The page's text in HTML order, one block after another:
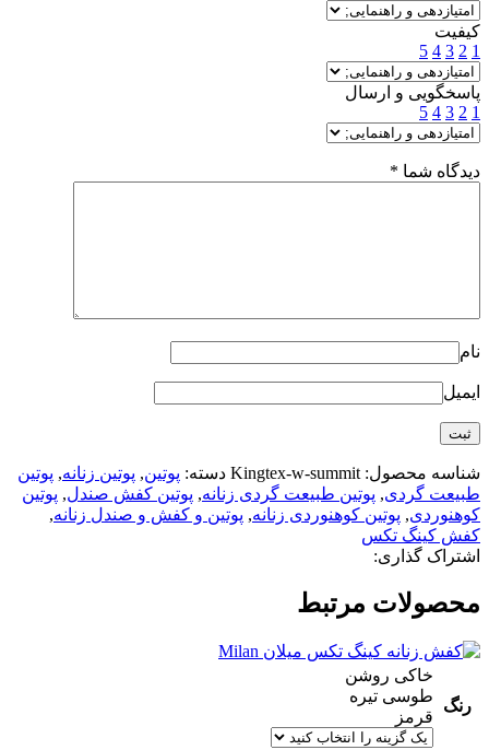
کیفیت
1
2
3
4
5
پاسخگویی و ارسال
1
2
3
4
5
دیدگاه شما *
نام
ایمیل
شناسه محصول: Kingtex-w-summit دسته: پوتین, پوتین زنانه, پوتین
طبیعت گردی, پوتین طبیعت گردی زنانه, پوتین کفش صندل, پوتین
کوهنوردی, پوتین کوهنوردی زنانه, پوتین و کفش و صندل زنانه,
کفش کینگ تکس
اشتراک گذاری:
محصولات مرتبط
رنگ
خاکی روشن
طوسی تیره
قرمز